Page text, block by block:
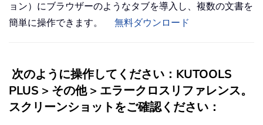
ョン）にブラウザーのようなタブを導入し、複数の文書を
簡単に操作できます。
無料ダウンロード
次のように操作してください： KUTOOLS
PLUS > その他> エラークロスリファレンス。
スクリーンショットをご確認ください：